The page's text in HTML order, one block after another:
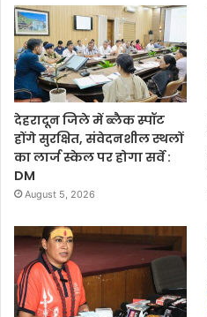
देहरादून जिले में ब्लैक स्पॉट
होंगे सुरक्षित, संवेदनशील स्थलों
का लार्ज स्केल पर होगा सर्वे :
DM
August 5, 2026